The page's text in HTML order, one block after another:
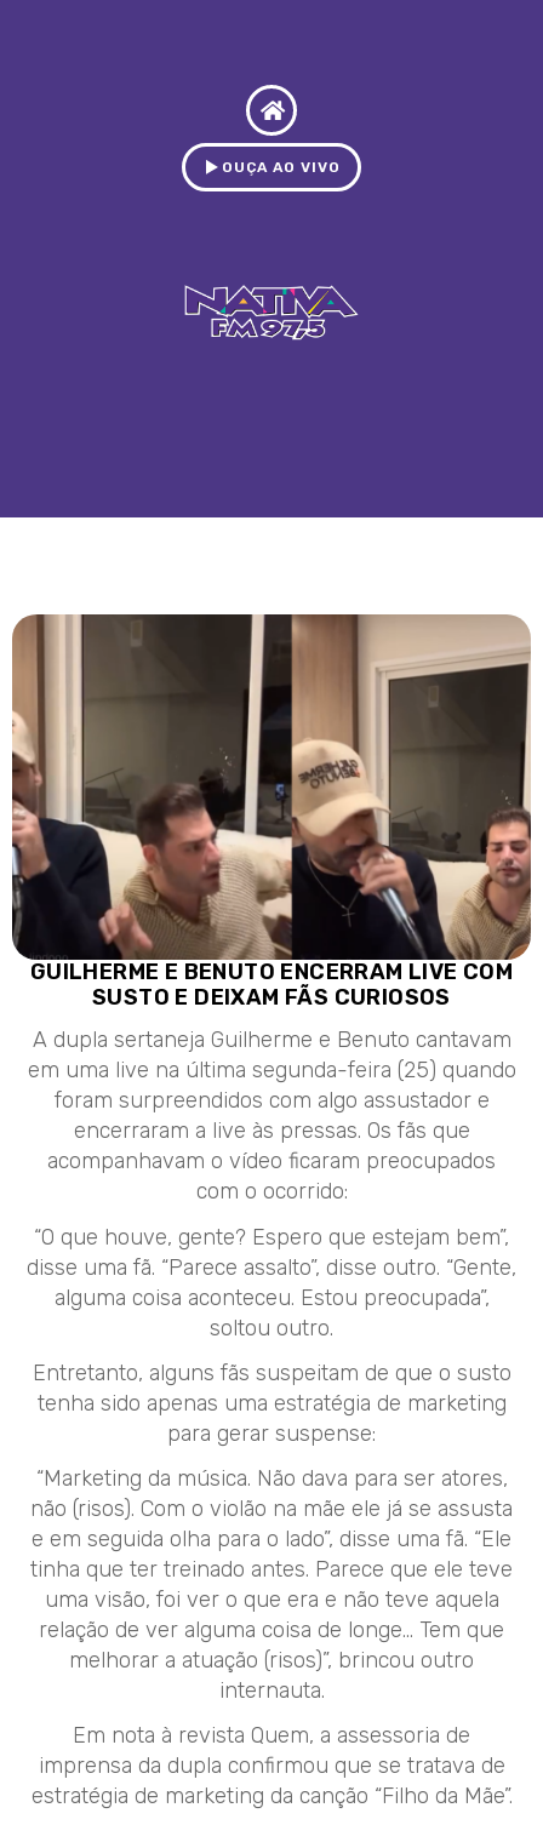
OUÇA AO VIVO
GUILHERME E BENUTO ENCERRAM LIVE COM
SUSTO E DEIXAM FÃS CURIOSOS
A dupla sertaneja Guilherme e Benuto cantavam
em uma live na última segunda-feira (25) quando
foram surpreendidos com algo assustador e
encerraram a live às pressas. Os fãs que
acompanhavam o vídeo ficaram preocupados
com o ocorrido:
“O que houve, gente? Espero que estejam bem”,
disse uma fã. “Parece assalto”, disse outro. “Gente,
alguma coisa aconteceu. Estou preocupada”,
soltou outro.
Entretanto, alguns fãs suspeitam de que o susto
tenha sido apenas uma estratégia de marketing
para gerar suspense:
“Marketing da música. Não dava para ser atores,
não (risos). Com o violão na mãe ele já se assusta
e em seguida olha para o lado”, disse uma fã. “Ele
tinha que ter treinado antes. Parece que ele teve
uma visão, foi ver o que era e não teve aquela
relação de ver alguma coisa de longe… Tem que
melhorar a atuação (risos)”, brincou outro
internauta.
Em nota à revista Quem, a assessoria de
imprensa da dupla confirmou que se tratava de
estratégia de marketing da canção “Filho da Mãe”.